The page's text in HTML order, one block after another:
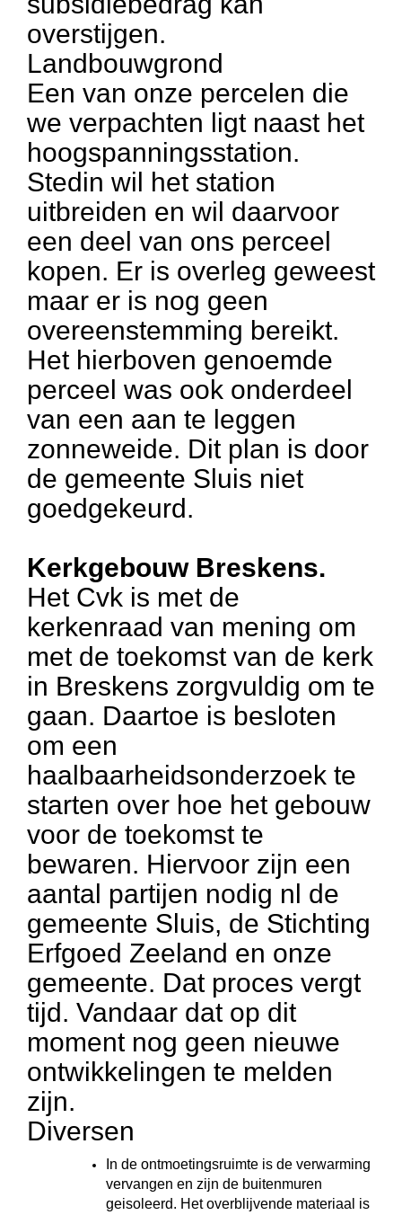
overstijgen.
Landbouwgrond
Een van onze percelen die
we verpachten ligt naast het
hoogspanningsstation.
Stedin wil het station
uitbreiden en wil daarvoor
een deel van ons perceel
kopen. Er is overleg geweest
maar er is nog geen
overeenstemming bereikt.
Het hierboven genoemde
perceel was ook onderdeel
van een aan te leggen
zonneweide. Dit plan is door
de gemeente Sluis niet
goedgekeurd.
Kerkgebouw Breskens.
Het Cvk is met de
kerkenraad van mening om
met de toekomst van de kerk
in Breskens zorgvuldig om te
gaan. Daartoe is besloten
om een
haalbaarheidsonderzoek te
starten over hoe het gebouw
voor de toekomst te
bewaren. Hiervoor zijn een
aantal partijen nodig nl de
gemeente Sluis, de Stichting
Erfgoed Zeeland en onze
gemeente. Dat proces vergt
tijd. Vandaar dat op dit
moment nog geen nieuwe
ontwikkelingen te melden
zijn.
Diversen
In de ontmoetingsruimte is de verwarming
vervangen en zijn de buitenmuren
geisoleerd. Het overblijvende materiaal is